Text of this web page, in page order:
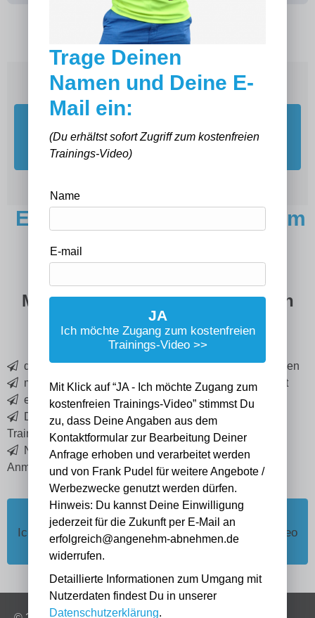
Ich möchte Zugang zum kostenfreien Trainings-
Endlich ein Konzept, bei dem
du keinen Hunger mehr
haben darfst.
Mit einer klaren, alltagstauglichen
Strategie.
die 8 Faktoren die wiederholt Übergewicht verursachen
mit konkreten Tipps, wie Du die Faktoren elemenierst
es ist bewährtes Coaching-Konzept mit Garantie
Du erhältst sofortigen Zugriff zum kostenfreien
Trainingsvideo
Nutze deine Chance - Ich freue mich auf Deine
Anmeldung!
JA
Ich möchte Zugang zum kostenfreien Trainings-Video
>>
Trage Deinen
Namen und Deine E-
Mail ein:
(Du erhältst sofort Zugriff zum kostenfreien
Trainings-Video)
Name
E-mail
JA
Ich möchte Zugang zum kostenfreien
Trainings-Video >>
Mit Klick auf “JA - Ich möchte Zugang zum
kostenfreien Trainings-Video” stimmst Du
zu, dass Deine Angaben aus dem
Kontaktformular zur Bearbeitung Deiner
Anfrage erhoben und verarbeitet werden
und von Frank Pudel für weitere Angebote /
Werbezwecke genutzt werden dürfen.
Hinweis: Du kannst Deine Einwilligung
jederzeit für die Zukunft per E-Mail an
erfolgreich@angenehm-abnehmen.de
widerrufen.
Detaillierte Informationen zum Umgang mit
Nutzerdaten findest Du in unserer
Datenschutzerklärung.